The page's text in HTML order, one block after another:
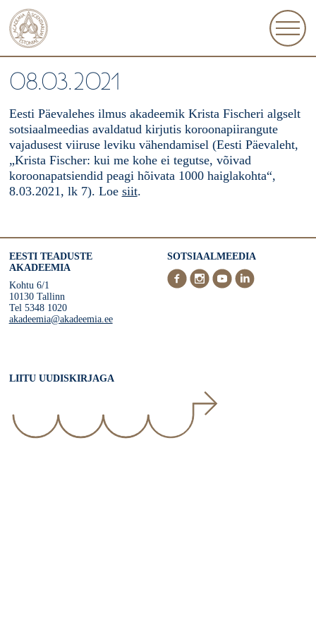
08.03.2021
Eesti Päevalehes ilmus akadeemik Krista Fischeri algselt
sotsiaalmeedias avaldatud kirjutis koroonapiirangute
vajadusest viiruse leviku vähendamisel (Eesti Päevaleht,
„Krista Fischer: kui me kohe ei tegutse, võivad
koroonapatsiendid peagi hõivata 1000 haiglakohta“,
8.03.2021, lk 7). Loe siit.
EESTI TEADUSTE
AKADEEMIA
Kohtu 6/1
10130 Tallinn
Tel 5348 1020
akadeemia@akadeemia.ee
SOTSIAALMEEDIA
LIITU UUDISKIRJAGA